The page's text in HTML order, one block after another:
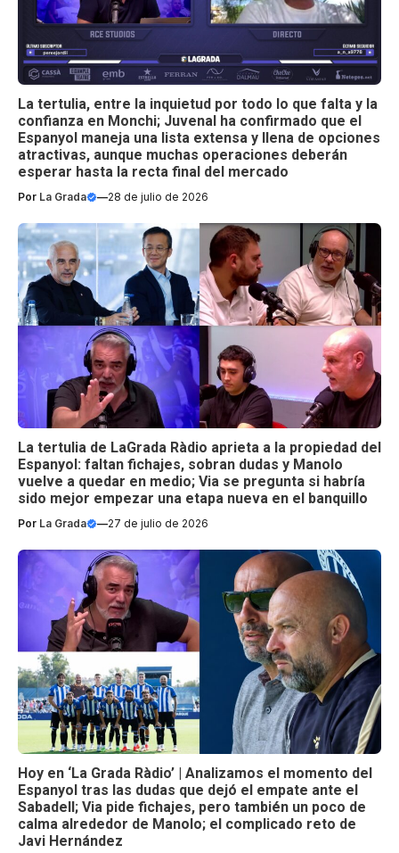
La tertulia, entre la inquietud por todo lo que falta y la
confianza en Monchi; Juvenal ha confirmado que el
Espanyol maneja una lista extensa y llena de opciones
atractivas, aunque muchas operaciones deberán
esperar hasta la recta final del mercado
Por La Grada —28 de julio de 2026
La tertulia de LaGrada Ràdio aprieta a la propiedad del
Espanyol: faltan fichajes, sobran dudas y Manolo
vuelve a quedar en medio; Via se pregunta si habría
sido mejor empezar una etapa nueva en el banquillo
Por La Grada —27 de julio de 2026
Hoy en ‘La Grada Ràdio’ | Analizamos el momento del
Espanyol tras las dudas que dejó el empate ante el
Sabadell; Via pide fichajes, pero también un poco de
calma alrededor de Manolo; el complicado reto de
Javi Hernández